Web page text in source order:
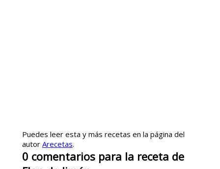
Puedes leer esta y más recetas en la página del
autor Arecetas.
0 comentariospara la receta de